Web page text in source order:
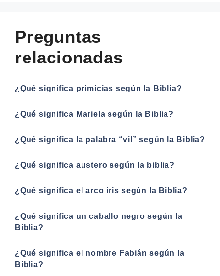
Preguntas
relacionadas
¿Qué significa primicias según la Biblia?
¿Qué significa Mariela según la Biblia?
¿Qué significa la palabra “vil” según la Biblia?
¿Qué significa austero según la biblia?
¿Qué significa el arco iris según la Biblia?
¿Qué significa un caballo negro según la
Biblia?
¿Qué significa el nombre Fabián según la
Biblia?